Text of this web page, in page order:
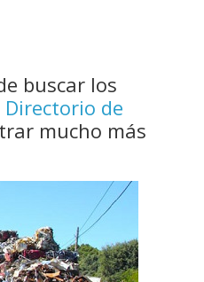
buscar los
Directorio de
mucho más